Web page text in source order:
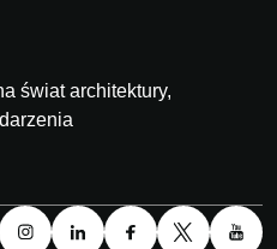
świat architektury,